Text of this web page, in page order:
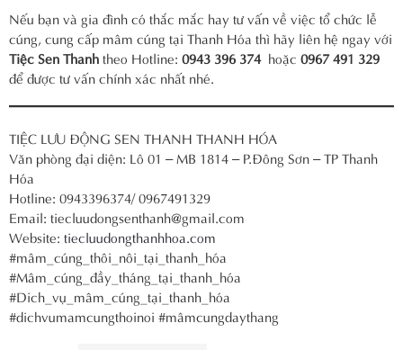
Nếu bạn và gia đình có thắc mắc hay tư vấn về việc tổ chức lễ
cúng, cung cấp mâm cúng tại Thanh Hóa thì hãy liên hệ ngay với
Tiệc Sen Thanhtheo Hotline: 0943 396 374 hoặc 0967 491 329
để được tư vấn chính xác nhất nhé.
TIỆC LƯU ĐỘNG SEN THANH THANH HÓA
Văn phòng đại diện: Lô 01 – MB 1814 – P.Đông Sơn – TP Thanh
Hóa
Hotline: 0943396374/ 0967491329
Email: tiecluudongsenthanh@gmail.com
Website: tiecluudongthanhhoa.com
#mâm_cúng_thôi_nôi_tại_thanh_hóa
#Mâm_cúng_đầy_tháng_tại_thanh_hóa
#Dich_vụ_mâm_cúng_tại_thanh_hóa
#dichvumamcungthoinoi #mâmcungdaythang